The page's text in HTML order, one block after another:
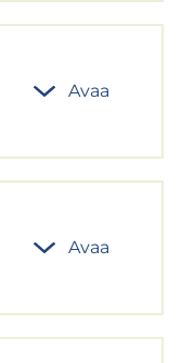
Avaa
Avaa